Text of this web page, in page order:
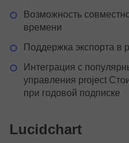
Возможность
времени
Поддержка экспорта
Интеграция с
управления project
при годовой подписке
Lucidchart